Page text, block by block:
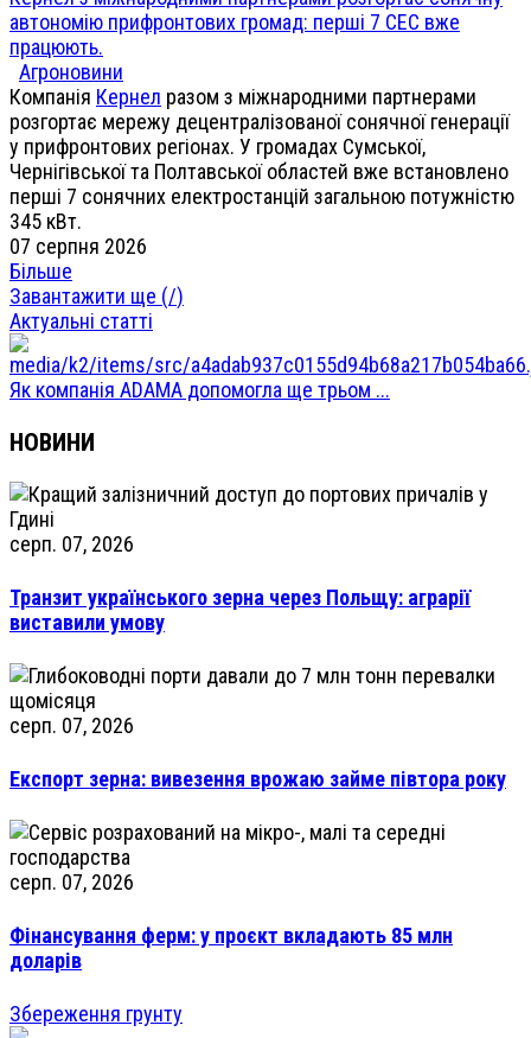
автономію прифронтових громад: перші 7 СЕС вже
працюють.
Агроновини
Компанія Кернел разом з міжнародними партнерами
розгортає мережу децентралізованої сонячної генерації
у прифронтових регіонах. У громадах Сумської,
Чернігівської та Полтавської областей вже встановлено
перші 7 сонячних електростанцій загальною потужністю
345 кВт.
07 серпня 2026
Більше
Завантажити ще (/)
Актуальні статті
Як компанія ADAMA допомогла ще трьом ...
НОВИНИ
серп. 07, 2026
Транзит українського зерна через Польщу: аграрії
виставили умову
серп. 07, 2026
Експорт зерна: вивезення врожаю займе півтора року
серп. 07, 2026
Фінансування ферм: у проєкт вкладають 85 млн
доларів
Збереження грунту